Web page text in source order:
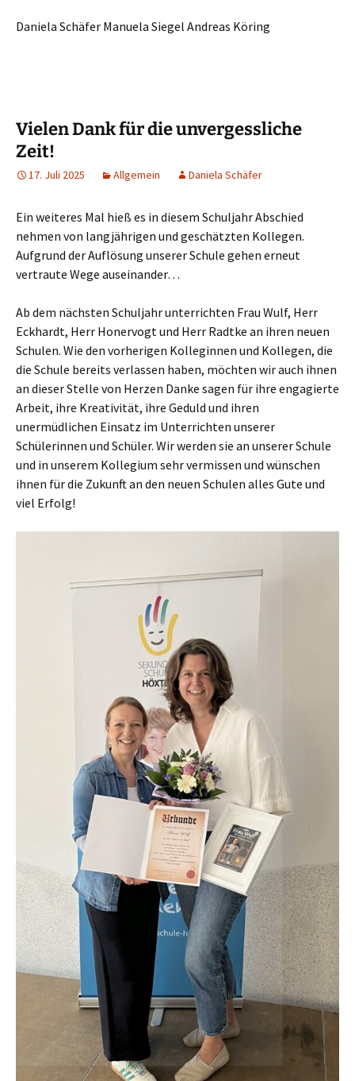
Daniela Schäfer Manuela Siegel Andreas Köring
Vielen Dank für die unvergessliche
Zeit!
17. Juli 2025 Allgemein Daniela Schäfer
Ein weiteres Mal hieß es in diesem Schuljahr Abschied
nehmen von langjährigen und geschätzten Kollegen.
Aufgrund der Auflösung unserer Schule gehen erneut
vertraute Wege auseinander…
Ab dem nächsten Schuljahr unterrichten Frau Wulf, Herr
Eckhardt, Herr Honervogt und Herr Radtke an ihren neuen
Schulen. Wie den vorherigen Kolleginnen und Kollegen, die
die Schule bereits verlassen haben, möchten wir auch ihnen
an dieser Stelle von Herzen Danke sagen für ihre engagierte
Arbeit, ihre Kreativität, ihre Geduld und ihren
unermüdlichen Einsatz im Unterrichten unserer
Schülerinnen und Schüler. Wir werden sie an unserer Schule
und in unserem Kollegium sehr vermissen und wünschen
ihnen für die Zukunft an den neuen Schulen alles Gute und
viel Erfolg!